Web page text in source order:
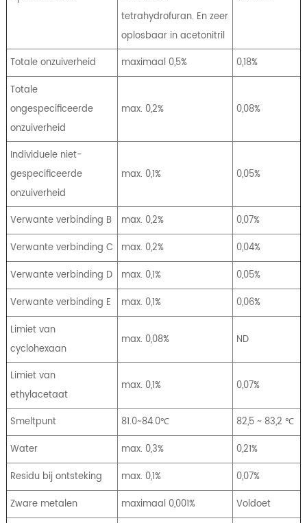
tetrahydrofuran. En zeer
oplosbaar in acetonitril
Totale onzuiverheid maximaal 0,5%
0,18%
Totale
ongespecificeerde
onzuiverheid
max. 0,2% 0,08%
Individuele niet-
gespecificeerde
onzuiverheid
max. 0,1% 0,05%
Verwante verbinding B max. 0,2%
0,07%
Verwante verbinding C
max. 0,2%
0,04%
Verwante verbinding D
max. 0,1%
0,05%
Verwante verbinding E
max. 0,1%
0,06%
Limiet van
cyclohexaan
max. 0,08% ND
Limiet van
ethylacetaat
max. 0,1% 0,07%
Smeltpunt 81.0~84.0℃
82,5 ~ 83,2 ℃
Water
max. 0,3%
0,21%
Residu bij ontsteking
max. 0,1%
0,07%
Zware metalen
maximaal 0,001% Voldoet